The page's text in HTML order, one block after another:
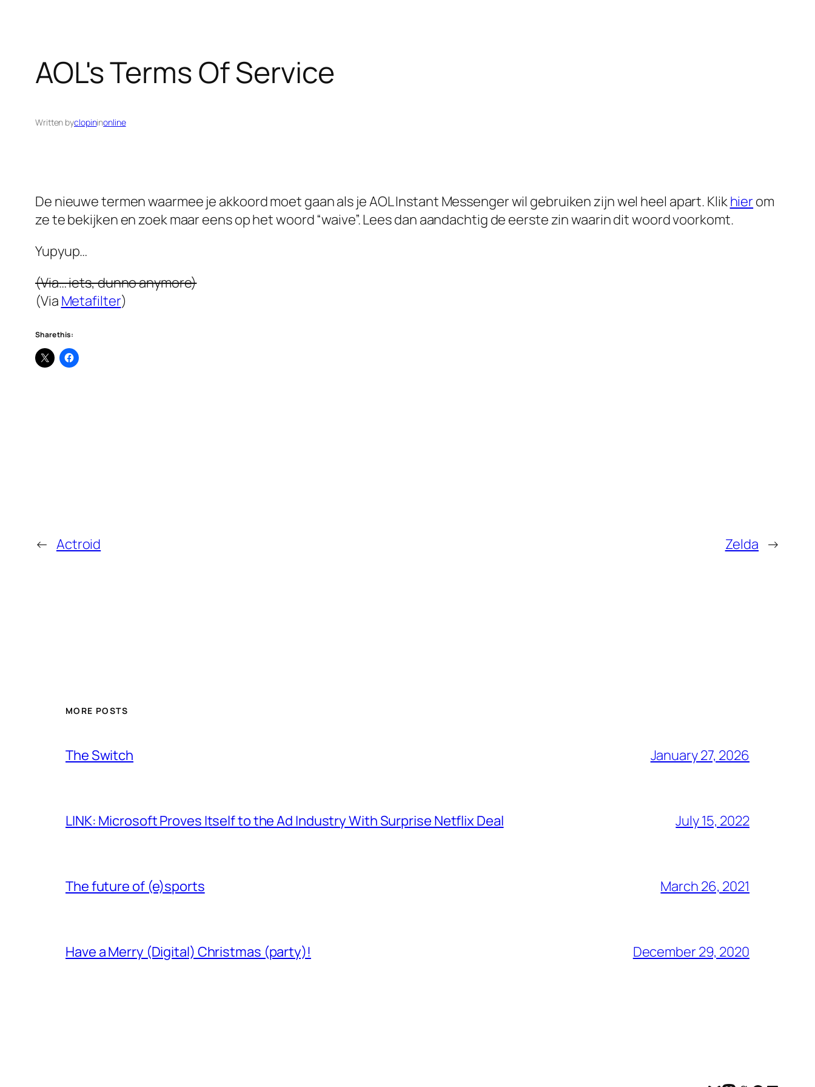
AOL's Terms Of Service
Written byclopininonline
De nieuwe termen waarmee je akkoord moet gaan als je AOL Instant Messenger wil gebruiken zijn wel heel apart. Klikhierom
ze te bekijken en zoek maar eens op het woord “waive”. Lees dan aandachtig de eerste zin waarin dit woord voorkomt.
Yupyup…
(Via… iets, dunno anymore)
(Via Metafilter)
Share this:
← Actroid Zelda →
MORE POSTS
The Switch January 27, 2026
LINK: Microsoft Proves Itself to the Ad Industry With Surprise Netflix Deal July 15, 2022
The future of (e)sports March 26, 2021
Have a Merry (Digital) Christmas (party)! December 29, 2020